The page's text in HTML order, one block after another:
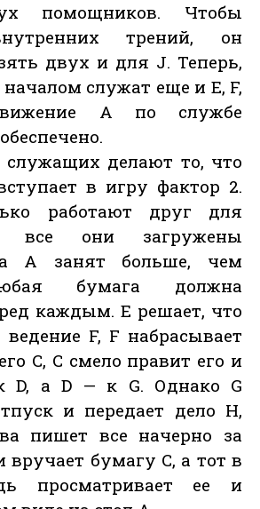
помощников. Чтобы
трений, он
двух и для J. Теперь,
началом служат еще и Е, F,
А по службе
служащих делают то, что
в игру фактор 2.
работают друг для
все они загружены
а А занят больше, чем
бумага должна
каждым. Е решает, что
F, F набрасывает
С, С смело правит его и
D, а D — к G. Однако G
и передает дело Н,
пишет все начерно за
бумагу С, а тот в
просматривает ее и